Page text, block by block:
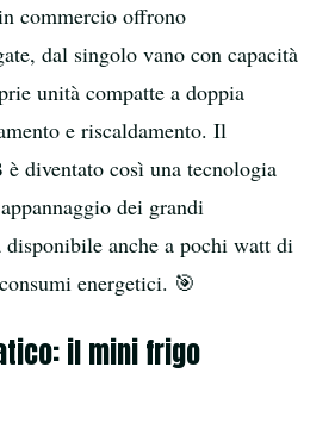
commercio offrono
dal singolo vano con capacità
unità compatte a doppia
e riscaldamento. Il
diventato così una tecnologia
dei grandi
anche a pochi watt di
energetici. 🎯
il mini frigo